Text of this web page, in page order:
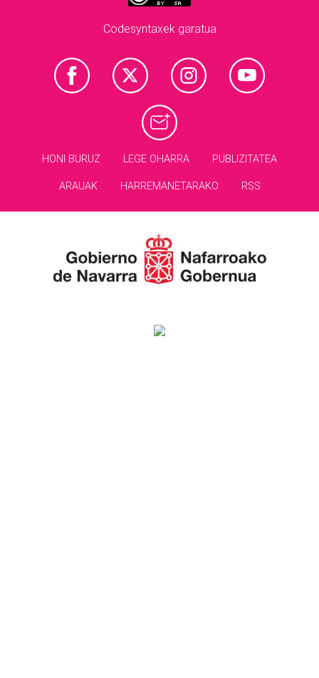
Codesyntaxek garatua
HONI BURUZ LEGE OHARRA PUBLIZITATEA
ARAUAK HARREMANETARAKO RSS